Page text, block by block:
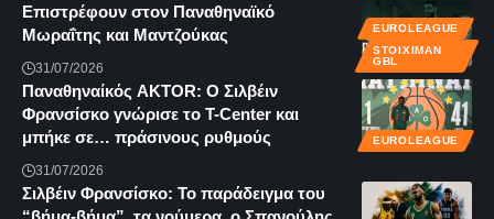
EUROLEAGUE
STOIXIMAN
GBL
Επιστρέφουν στον Παναθηναϊκό
Μωραΐτης και Μαντζούκας
31/07/2026
EUROLEAGUE
Παναθηναίκός AKTOR: Ο Σιλβέιν
Φρανσίσκο γνώρισε το T-Center και
μπήκε σε… πράσινους ρυθμούς
31/07/2026
Σιλβέιν Φρανσίσκο: Το παράδειγμα του